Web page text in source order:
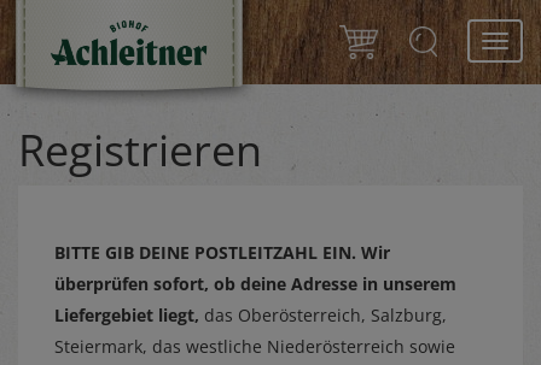
Registrieren
BITTE GIB DEINE POSTLEITZAHL EIN. Wir
überprüfen sofort, ob deine Adresse in unserem
Liefergebiet liegt, das Oberösterreich, Salzburg,
Steiermark, das westliche Niederösterreich sowie